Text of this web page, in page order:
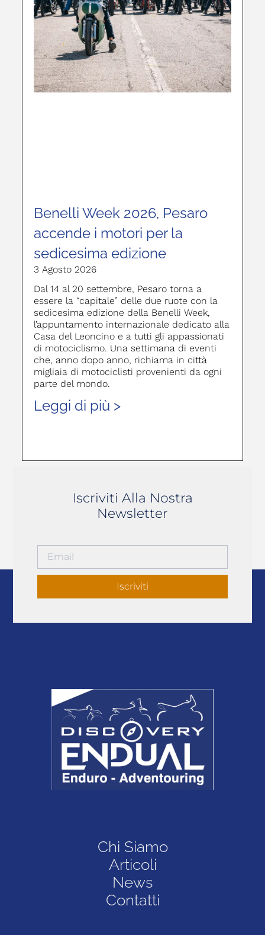
Benelli Week 2026, Pesaro
accende i motori per la
sedicesima edizione
3 Agosto 2026
Dal 14 al 20 settembre, Pesaro torna a
essere la “capitale” delle due ruote con la
sedicesima edizione della Benelli Week,
l’appuntamento internazionale dedicato alla
Casa del Leoncino e a tutti gli appassionati
di motociclismo. Una settimana di eventi
che, anno dopo anno, richiama in città
migliaia di motociclisti provenienti da ogni
parte del mondo.
Leggi di più >
Iscriviti Alla Nostra
Newsletter
Iscriviti
Chi Siamo
Articoli
News
Contatti